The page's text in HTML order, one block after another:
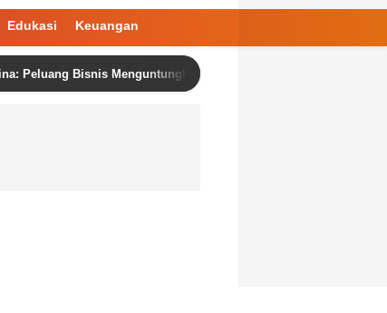
Edukasi Keuangan
Bisnis Menguntungkan dengan Produk Berkualitas dan Harga